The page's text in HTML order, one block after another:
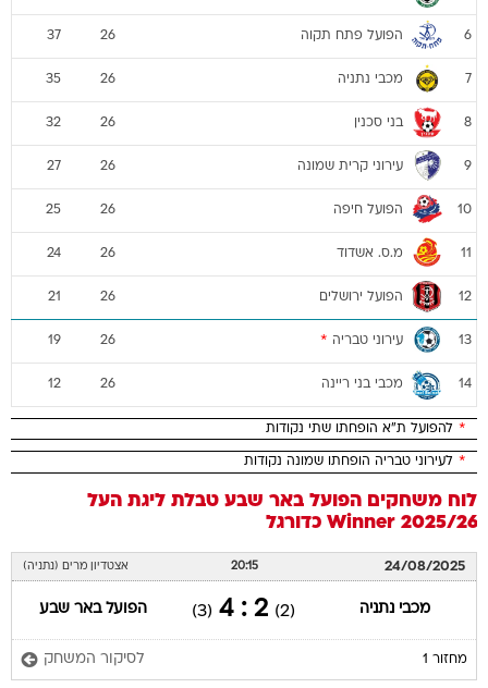
6 הפועל פתח תקוה 26
37
7 מכבי נתניה 26
35
8 בני סכנין 26
32
9 עירוני קרית שמונה 26
27
10 הפועל חיפה 26
25
11 מ.ס. אשדוד 26
24
12 הפועל ירושלים 26
21
13 עירוני טבריה *
26
19
14 מכבי בני ריינה 26
12
* להפועל ת"א הופחתו שתי נקודות
* לעירוני טבריה הופחתו שמונה נקודות
לוח משחקים הפועל באר שבע טבלת ליגת העל
2025/26 Winner
כדורגל
24/08/2025
20:15 אצטדיון מרים (נתניה)
מכבי נתניה (2)
2 : 4
(3) הפועל באר שבע
מחזור 1 לסיקור המשחק